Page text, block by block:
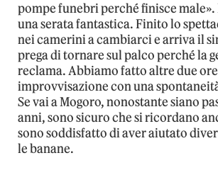
pompe funebri perché finisce male».
una serata fantastica. Finito lo
nei camerini a cambiarci e arriva il
prega di tornare sul palco perché la
reclama. Abbiamo fatto altre due
improvvisazione con una
Se vai a Mogoro, nonostante siano
anni, sono sicuro che si ricordano
sono soddisfatto di aver aiutato
le banane.